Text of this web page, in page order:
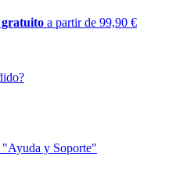
gratuito a partir de 99,90 €
"Ayuda y Soporte"